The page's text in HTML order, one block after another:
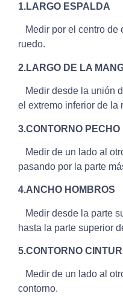
1.LARGO ESPALDA
Medir por el centro de
ruedo.
2.LARGO DE LA
Medir desde la unión
el extremo inferior de la
3.CONTORNO PECHO
Medir de un lado al
pasando por la parte
4.ANCHO HOMBROS
Medir desde la parte
hasta la parte superior
5.CONTORNO
Medir de un lado al
contorno.